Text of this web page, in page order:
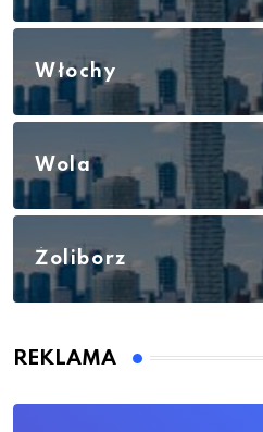
Włochy
Wola
Żoliborz
REKLAMA